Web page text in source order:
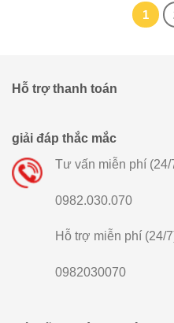
1
Hỗ trợ thanh toán
giải đáp thắc mắc
Tư vấn miễn phí (24/
0982.030.070
Hỗ trợ miễn phí (24/
0982030070